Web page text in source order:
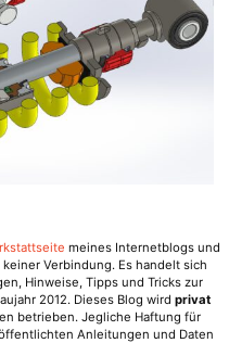
meines Internetblogs und
Verbindung. Es handelt sich
Hinweise, Tipps und Tricks zur
2012. Dieses Blog wird privat
betrieben. Jegliche Haftung für
Anleitungen und Daten